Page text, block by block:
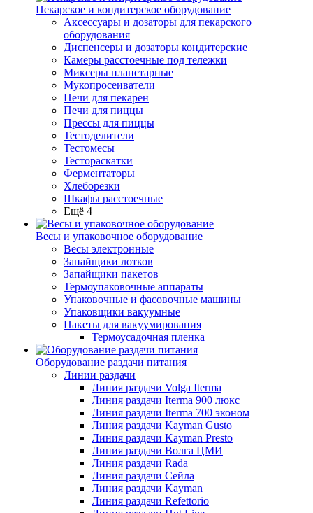
Пекарское и кондитерское оборудование
Аксессуары и дозаторы для пекарского
оборудования
Диспенсеры и дозаторы кондитерские
Камеры расстоечные под тележки
Миксеры планетарные
Мукопросеиватели
Печи для пекарен
Печи для пиццы
Прессы для пиццы
Тестоделители
Тестомесы
Тестораскатки
Ферментаторы
Хлеборезки
Шкафы расстоечные
Ещё 4
Весы и упаковочное оборудование
Весы электронные
Запайщики лотков
Запайщики пакетов
Термоупаковочные аппараты
Упаковочные и фасовочные машины
Упаковщики вакуумные
Пакеты для вакуумирования
Термоусадочная пленка
Оборудование раздачи питания
Линии раздачи
Линия раздачи Volga Iterma
Линия раздачи Iterma 900 люкс
Линия раздачи Iterma 700 эконом
Линия раздачи Kayman Gusto
Линия раздачи Kayman Presto
Линия раздачи Волга ЦМИ
Линия раздачи Rada
Линия раздачи Сейла
Линия раздачи Kayman
Линия раздачи Refettorio